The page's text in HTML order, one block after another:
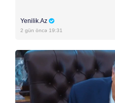
Yenilik.Az
2 gün öncə 19:31